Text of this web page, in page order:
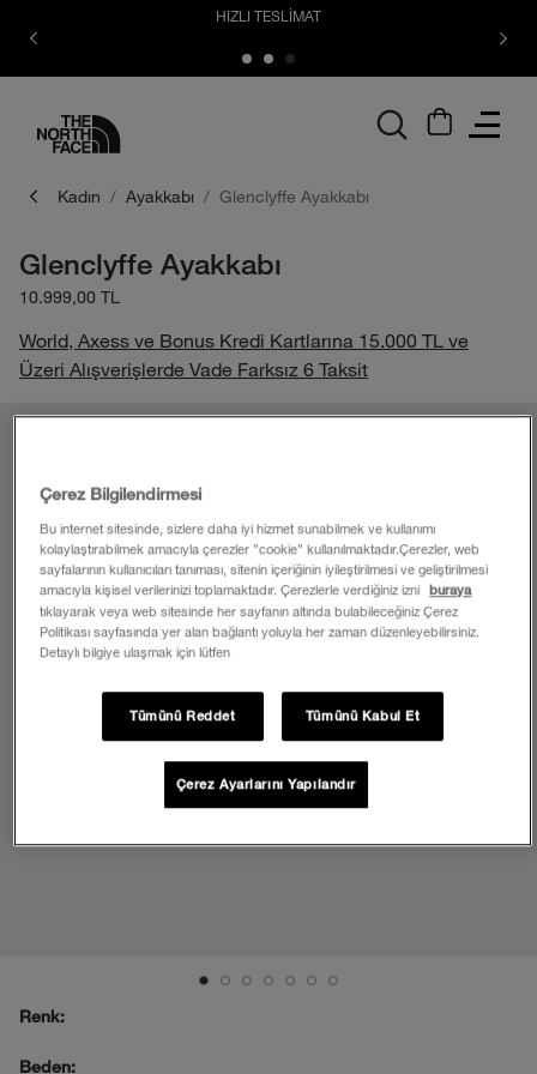
HIZLI TESLİMAT
Kadın Ayakkabı Glenclyffe Ayakkabı
Glenclyffe Ayakkabı
10.999,00 TL
World, Axess ve Bonus Kredi Kartlarına 15.000 TL ve
Üzeri Alışverişlerde Vade Farksız 6 Taksit
Renk:
Beden:
Çerez Bilgilendirmesi
Bu internet sitesinde, sizlere daha iyi hizmet sunabilmek ve kullanımı
kolaylaştırabilmek amacıyla çerezler ”cookie” kullanılmaktadır.Çerezler, web
sayfalarının kullanıcıları tanıması, sitenin içeriğinin iyileştirilmesi ve geliştirilmesi
amacıyla kişisel verilerinizi toplamaktadır. Çerezlerle verdiğiniz izni
buraya
tıklayarak veya web sitesinde her sayfanın altında bulabileceğiniz Çerez
Politikası sayfasında yer alan bağlantı yoluyla her zaman düzenleyebilirsiniz.
Detaylı bilgiye ulaşmak için lütfen
Tümünü Reddet Tümünü Kabul Et
Çerez Ayarlarını Yapılandır